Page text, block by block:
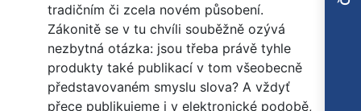
tradičním či zcela novém působení.
Zákonitě se v tu chvíli souběžně ozývá
nezbytná otázka: jsou třeba právě tyhle
produkty také publikací v tom všeobecně
představovaném smyslu slova? A vždyť
přece publikujeme i v elektronické podobě,